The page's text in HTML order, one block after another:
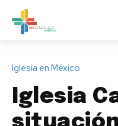
Iglesia en México
Iglesia